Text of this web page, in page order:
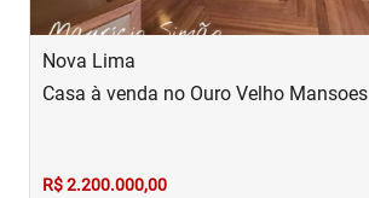
Nova Lima
Casa à venda no Ouro Velho Mansoes
R$ 2.200.000,00